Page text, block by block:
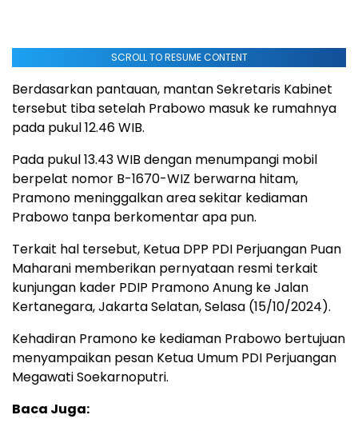
SCROLL TO RESUME CONTENT
Berdasarkan pantauan, mantan Sekretaris Kabinet
tersebut tiba setelah Prabowo masuk ke rumahnya
pada pukul 12.46 WIB.
Pada pukul 13.43 WIB dengan menumpangi mobil
berpelat nomor B-1670-WIZ berwarna hitam,
Pramono meninggalkan area sekitar kediaman
Prabowo tanpa berkomentar apa pun.
Terkait hal tersebut, Ketua DPP PDI Perjuangan Puan
Maharani memberikan pernyataan resmi terkait
kunjungan kader PDIP Pramono Anung ke Jalan
Kertanegara, Jakarta Selatan, Selasa (15/10/2024).
Kehadiran Pramono ke kediaman Prabowo bertujuan
menyampaikan pesan Ketua Umum PDI Perjuangan
Megawati Soekarnoputri.
Baca Juga: